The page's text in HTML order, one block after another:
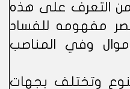
التعرف على هذه
مفهومه للفساد
وفي المناصب
وتختلف بجهات